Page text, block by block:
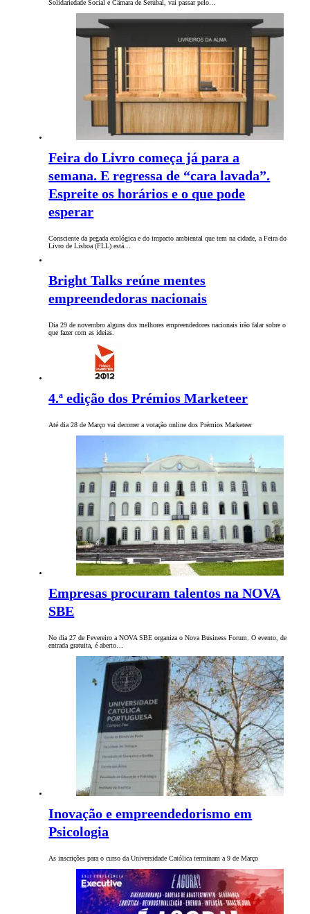
Solidariedade Social e Câmara de Setúbal, vai passar pelo…
Feira do Livro começa já para a
semana. E regressa de “cara lavada”.
Espreite os horários e o que pode
esperar
Consciente da pegada ecológica e do impacto ambiental que tem na cidade, a Feira do
Livro de Lisboa (FLL) está…
Bright Talks reúne mentes
empreendedoras nacionais
Dia 29 de novembro alguns dos melhores empreendedores nacionais irão falar sobre o
que fazer com as ideias.
4.ª edição dos Prémios Marketeer
Até dia 28 de Março vai decorrer a votação online dos Prémios Marketeer
Empresas procuram talentos na NOVA
SBE
No dia 27 de Fevereiro a NOVA SBE organiza o Nova Business Forum. O evento, de
entrada gratuita, é aberto…
Inovação e empreendedorismo em
Psicologia
As inscrições para o curso da Universidade Católica terminam a 9 de Março